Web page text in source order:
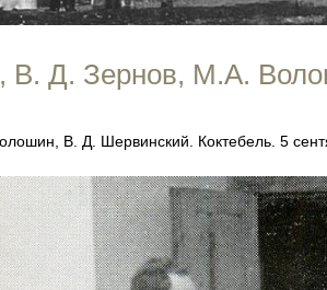
В. Д. Зернов, М.А.
В. Д. Шервинский. Коктебель. 5